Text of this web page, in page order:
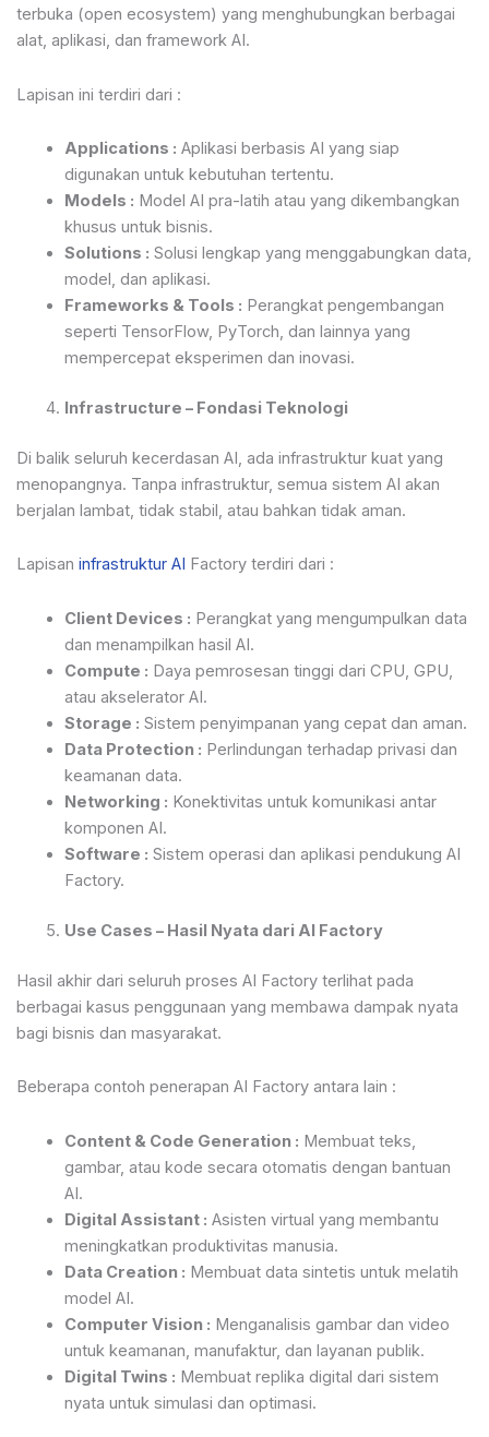
terbuka (open ecosystem) yang menghubungkan berbagai
alat, aplikasi, dan framework AI.
Lapisan ini terdiri dari :
Applications : Aplikasi berbasis AI yang siap
digunakan untuk kebutuhan tertentu.
Models : Model AI pra-latih atau yang dikembangkan
khusus untuk bisnis.
Solutions : Solusi lengkap yang menggabungkan data,
model, dan aplikasi.
Frameworks & Tools : Perangkat pengembangan
seperti TensorFlow, PyTorch, dan lainnya yang
mempercepat eksperimen dan inovasi.
Infrastructure – Fondasi Teknologi
Di balik seluruh kecerdasan AI, ada infrastruktur kuat yang
menopangnya. Tanpa infrastruktur, semua sistem AI akan
berjalan lambat, tidak stabil, atau bahkan tidak aman.
Lapisan infrastruktur AI Factory terdiri dari :
Client Devices : Perangkat yang mengumpulkan data
dan menampilkan hasil AI.
Compute : Daya pemrosesan tinggi dari CPU, GPU,
atau akselerator AI.
Storage : Sistem penyimpanan yang cepat dan aman.
Data Protection : Perlindungan terhadap privasi dan
keamanan data.
Networking : Konektivitas untuk komunikasi antar
komponen AI.
Software : Sistem operasi dan aplikasi pendukung AI
Factory.
Use Cases – Hasil Nyata dari AI Factory
Hasil akhir dari seluruh proses AI Factory terlihat pada
berbagai kasus penggunaan yang membawa dampak nyata
bagi bisnis dan masyarakat.
Beberapa contoh penerapan AI Factory antara lain :
Content & Code Generation : Membuat teks,
gambar, atau kode secara otomatis dengan bantuan
AI.
Digital Assistant : Asisten virtual yang membantu
meningkatkan produktivitas manusia.
Data Creation : Membuat data sintetis untuk melatih
model AI.
Computer Vision : Menganalisis gambar dan video
untuk keamanan, manufaktur, dan layanan publik.
Digital Twins : Membuat replika digital dari sistem
nyata untuk simulasi dan optimasi.